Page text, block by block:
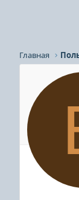
Главная